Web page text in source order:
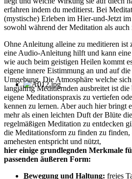
erfahren indem du meditierst. Bei
(mystische) Erleben im Hier-und-Jetzt
sowohl während der Meditation als
Ohne Anleitung alleine zu meditieren ist
eine Audio-Anleitung hilft und kann
wie auch beim geistigen Heilen kommt
eigene innere Eistimmung an und auf
Umgebung. Die Atmosphäre welche
langjährig Meditiernden ausbreitet ist
eigene Meditationspraxis zu vertiefen
kennen zu lernen. Aber auch hier bringt
mehr als einen leichten Duft der Blüte
regelmäßigen Meditation zu entdecken
die Meditationsform zu finden zu finden,
amehesten entspricht und nützt,
hier einige grundlegnden Merkmale
passenden äußeren Form:
Bewegung und Haltung: freies